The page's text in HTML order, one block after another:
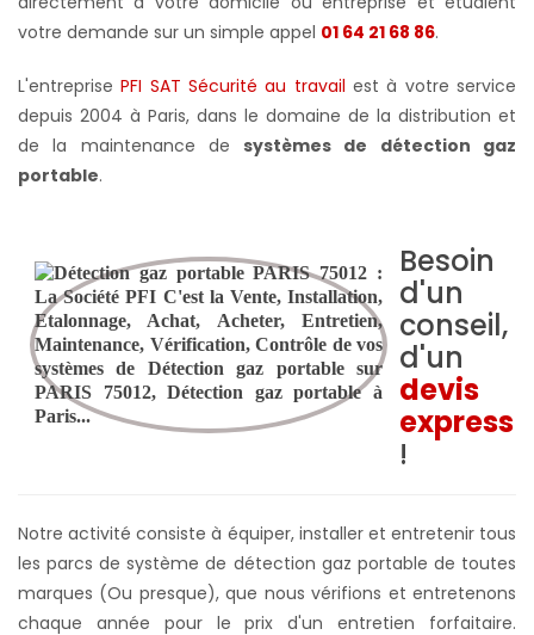
votre demande sur un simple appel 01 64 21 68 86.
L'entreprisePFI SAT Sécurité au travail est à votre service
depuis 2004 à Paris, dans le domaine de la distribution et
de la maintenance desystèmes de détection gaz
portable.
Besoin
d'un
conseil,
d'un
devis
express
!
Notre activité consiste à équiper, installer et entretenir tous
les parcs de système de détection gaz portable de toutes
marques (Ou presque), que nous vérifions et entretenons
chaque année pour le prix d'un entretien forfaitaire.